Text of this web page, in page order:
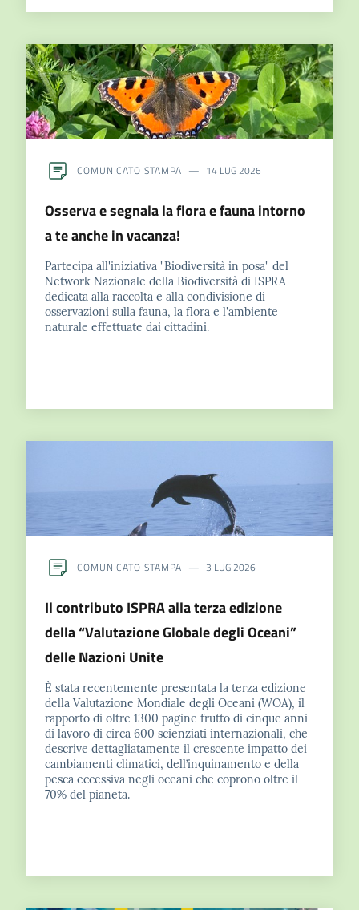
COMUNICATO STAMPA 14 LUG 2026
Osserva e segnala la flora e fauna intorno
a te anche in vacanza!
Partecipa all'iniziativa "Biodiversità in posa" del
Network Nazionale della Biodiversità di ISPRA
dedicata alla raccolta e alla condivisione di
osservazioni sulla fauna, la flora e l'ambiente
naturale effettuate dai cittadini.
COMUNICATO STAMPA 3 LUG 2026
Il contributo ISPRA alla terza edizione
della “Valutazione Globale degli Oceani”
delle Nazioni Unite
È stata recentemente presentata la terza edizione
della Valutazione Mondiale degli Oceani (WOA), il
rapporto di oltre 1300 pagine frutto di cinque anni
di lavoro di circa 600 scienziati internazionali, che
descrive dettagliatamente il crescente impatto dei
cambiamenti climatici, dell’inquinamento e della
pesca eccessiva negli oceani che coprono oltre il
70% del pianeta.